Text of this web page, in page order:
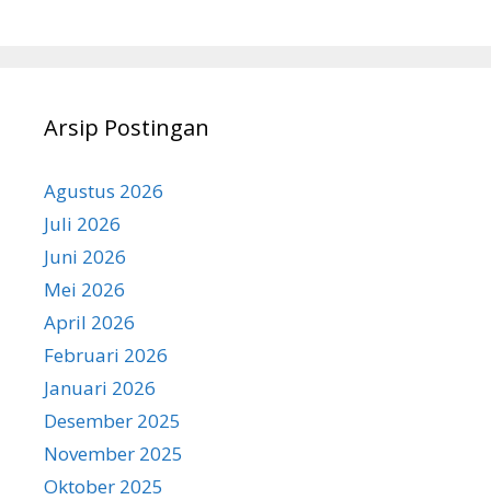
Arsip Postingan
Agustus 2026
Juli 2026
Juni 2026
Mei 2026
April 2026
Februari 2026
Januari 2026
Desember 2025
November 2025
Oktober 2025